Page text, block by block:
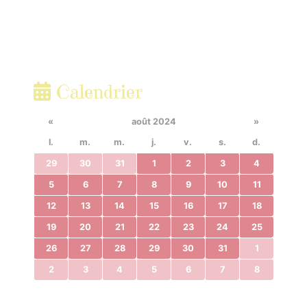
Calendrier
« août 2024
»
l.
m. m. j. v. s. d.
29 30 31 1 2 3 4
5 6 7 8 9 10 11
12 13 14 15 16 17 18
19 20 21 22 23 24 25
26 27 28 29 30 31 1
2 3 4 5 6 7 8